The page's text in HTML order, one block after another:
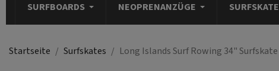
SURFBOARDS NEOPRENANZÜGE SURFSKATE
Startseite Surfskates Long Islands Surf Rowing 34" Surfskate